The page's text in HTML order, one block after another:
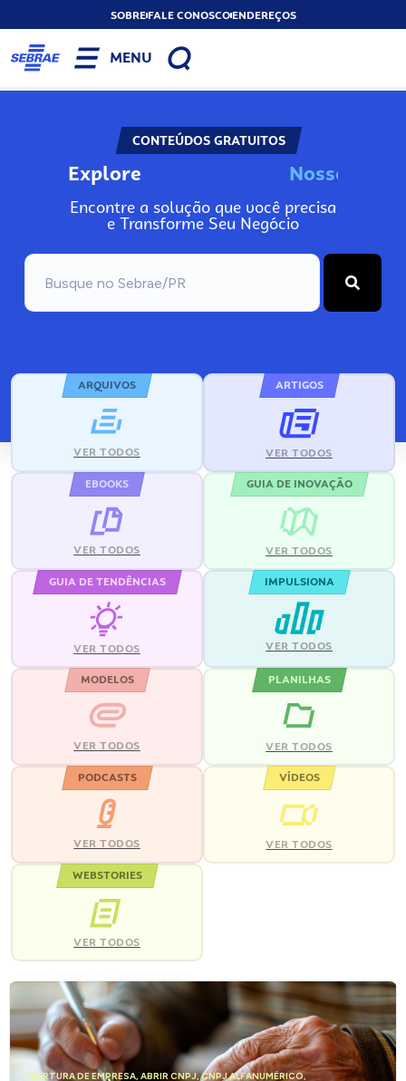
SOBREFALE CONOSCOENDEREÇOS
MENU
CONTEÚDOS GRATUITOS
Explore No
Encontre a solução que você precisa
e Transforme Seu Negócio
ARQUIVOS
VER TODOS
ARTIGOS
VER TODOS
EBOOKS
VER TODOS
GUIA DE INOVAÇÃO
VER TODOS
GUIA DE TENDÊNCIAS
VER TODOS
IMPULSIONA
VER TODOS
MODELOS
VER TODOS
PLANILHAS
VER TODOS
PODCASTS
VER TODOS
VÍDEOS
VER TODOS
WEBSTORIES
VER TODOS
ABERTURA DE EMPRESA, ABRIR CNPJ,CNPJ ALFANUMÉRICO,